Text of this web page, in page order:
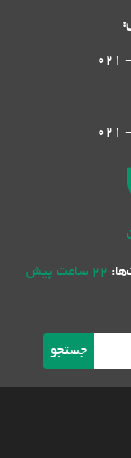
22 ساعت پیش
جستجو